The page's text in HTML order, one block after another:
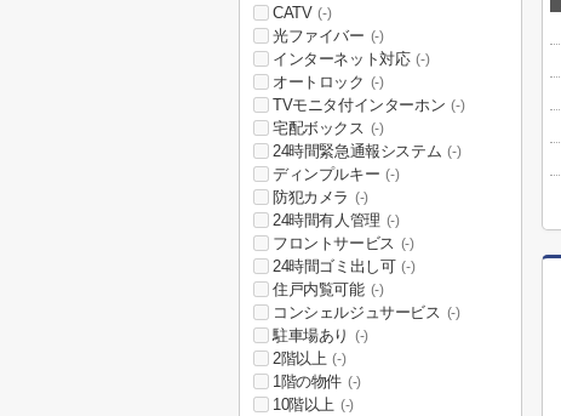
CATV (-)
光ファイバー (-)
インターネット対応 (-)
オートロック (-)
TVモニタ付インターホン (-)
宅配ボックス (-)
24時間緊急通報システム (-)
ディンプルキー (-)
防犯カメラ (-)
24時間有人管理 (-)
フロントサービス (-)
24時間ゴミ出し可 (-)
住戸内覧可能 (-)
コンシェルジュサービス (-)
駐車場あり (-)
2階以上 (-)
1階の物件 (-)
10階以上 (-)